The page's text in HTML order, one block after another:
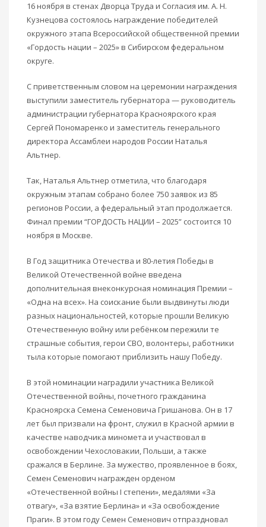
16 ноября в стенах Дворца Труда и Согласия им. А. Н.
Кузнецова состоялось награждение победителей
окружного этапа Всероссийской общественной премии
«Гордость нации – 2025» в Сибирском федеральном
округе.
С приветственным словом на церемонии награждения
выступили заместитель губернатора — руководитель
администрации губернатора Красноярского края
Сергей Пономаренко и заместитель генерального
директора Ассамблеи народов России Наталья
Альтнер.
Так, Наталья Альтнер отметила, что благодаря
окружным этапам собрано более 750 заявок из 85
регионов России, а федеральный этап продолжается.
Финал премии “ГОРДОСТЬ НАЦИИ – 2025” состоится 10
ноября в Москве.
В Год защитника Отечества и 80-летия Победы в
Великой Отечественной войне введена
дополнительная внеконкурсная номинация Премии –
«Одна на всех». На соискание были выдвинуты люди
разных национальностей, которые прошли Великую
Отечественную войну или ребёнком пережили те
страшные события, герои СВО, волонтеры, работники
тыла которые помогают приблизить нашу Победу.
В этой номинации наградили участника Великой
Отечественной войны, почетного гражданина
Красноярска Семена Семеновича Гришанова. Он в 17
лет был призвали на фронт, служил в Красной армии в
качестве наводчика миномета и участвовал в
освобождении Чехословакии, Польши, а также
сражался в Берлине. За мужество, проявленное в боях,
Семен Семенович награжден орденом
«Отечественной войны I степени», медалями «За
отвагу», «За взятие Берлина» и «За освобождение
Праги». В этом году Семен Семенович отпраздновал